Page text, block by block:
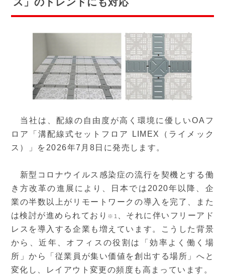
当社は、配線の自由度が高く環境に優しいOAフ
ロア「溝配線式セットフロア LIMEX（ライメック
ス）」を2026年7月8日に発売します。
新型コロナウイルス感染症の流行を契機とする働
き方改革の進展により、日本では2020年以降、企
業の半数以上がリモートワークの導入を完了、また
は検討が進められており ※1
、それに伴いフリーアド
レスを導入する企業も増えています。こうした背景
から、近年、オフィスの役割は「効率よく働く場
所」から「従業員が集い価値を創出する場所」へと
変化し、レイアウト変更の頻度も高まっています。